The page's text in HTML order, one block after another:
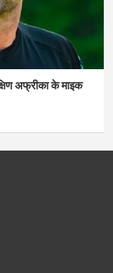
अफ्रीका के माइक